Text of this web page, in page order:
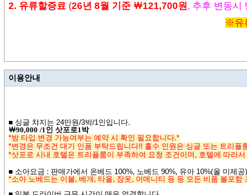
2. 유류할증료 (26년 8월 기준 ￦121,700원 , 추후 변동시
※유
이용안내
■ 싱글 챠지는 24만원/3박/1인입니다.
￦90,000 /1 인 삿포로1 박
*방 타입 변경 가능여부는 예약 시 확인 필요합니다.*
*변경은 무조건 대기 인폼 부탁드립니다!! 홀수 인원은 싱글 또는 트리플
*삿포로 시내 호텔은 트리플룸이 부족하여 요청 조건이며, 호텔에 따라
■ 소아요금 : 판매가에서 온베드 100%, 노베드 90%, 유아 10%(올 미제공)
*소아 노베드는 이불, 베개, 타올, 잠옷, 어메니티 등 등 모든 비품 불포함